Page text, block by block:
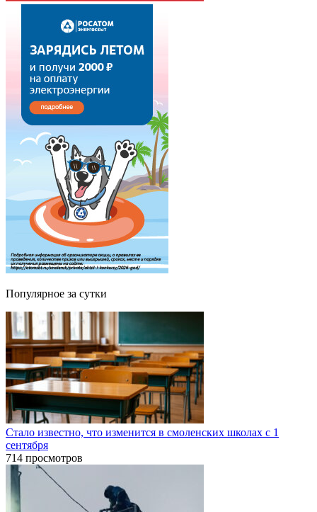
Популярное за сутки
Стало известно, что изменится в смоленских школах с 1
сентября
714 просмотров